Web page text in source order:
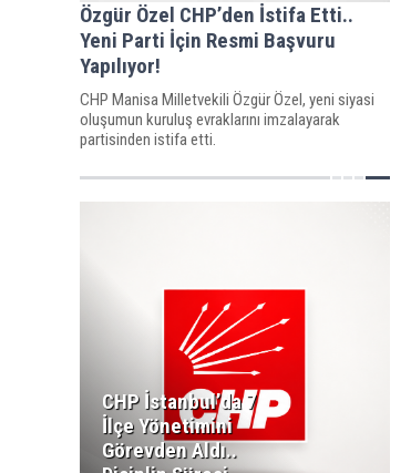
Özgür Özel CHP’den İstifa Etti..
Yeni Parti İçin Resmi Başvuru
Yapılıyor!
CHP Manisa Milletvekili Özgür Özel, yeni siyasi
oluşumun kuruluş evraklarını imzalayarak
partisinden istifa etti.
CHP İstanbul’da 7
İlçe Yönetimini
Görevden Aldı..